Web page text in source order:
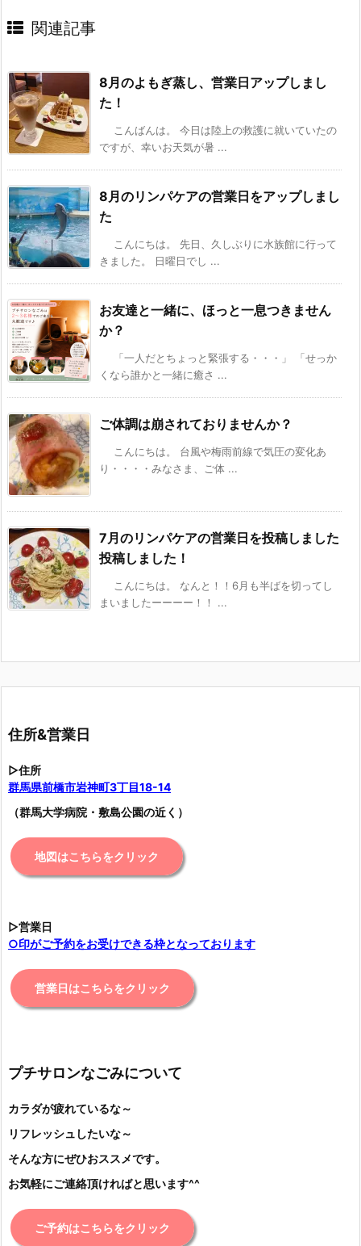
関連記事
8月のよもぎ蒸し、営業日アップしまし
た！
こんばんは。 今日は陸上の救護に就いていたの
ですが、幸いお天気が暑 ...
8月のリンパケアの営業日をアップしまし
た
こんにちは。 先日、久しぶりに水族館に行って
きました。 日曜日でし ...
お友達と一緒に、ほっと一息つきません
か？
「一人だとちょっと緊張する・・・」 「せっか
くなら誰かと一緒に癒さ ...
ご体調は崩されておりませんか？
こんにちは。 台風や梅雨前線で気圧の変化あ
り・・・・みなさま、ご体 ...
7月のリンパケアの営業日を投稿しました
投稿しました！
こんにちは。 なんと！！6月も半ばを切ってし
まいましたーーーー！！ ...
住所&営業日
▷住所
群馬県前橋市岩神町3丁目18-14
（群馬大学病院・敷島公園の近く）
地図はこちらをクリック
▷営業日
○印がご予約をお受けできる枠となっております
営業日はこちらをクリック
プチサロンなごみについて
カラダが疲れているな～
リフレッシュしたいな～
そんな方にぜひおススメです。
お気軽にご連絡頂ければと思います^^
ご予約はこちらをクリック